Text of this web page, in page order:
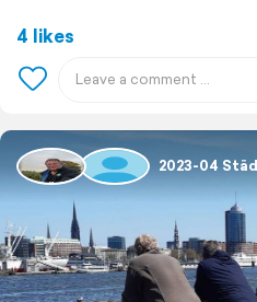
4 likes
2023-04